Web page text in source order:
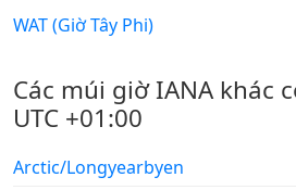
WAT (Giờ Tây Phi)
Các múi giờ IANA khác
UTC +01:00
Arctic/Longyearbyen